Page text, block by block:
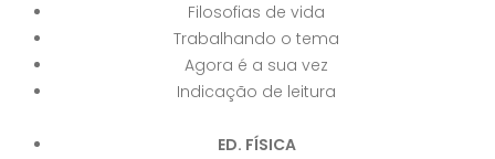
Filosofias de vida
Trabalhando o tema
Agora é a sua vez
Indicação de leitura
ED. FÍSICA